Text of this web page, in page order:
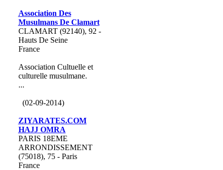
Association Des
Musulmans De Clamart
CLAMART (92140), 92 -
Hauts De Seine
France
Association Cultuelle et
culturelle musulmane.
...
(02-09-2014)
ZIYARATES.COM
HAJJ OMRA
PARIS 18EME
ARRONDISSEMENT
(75018), 75 - Paris
France